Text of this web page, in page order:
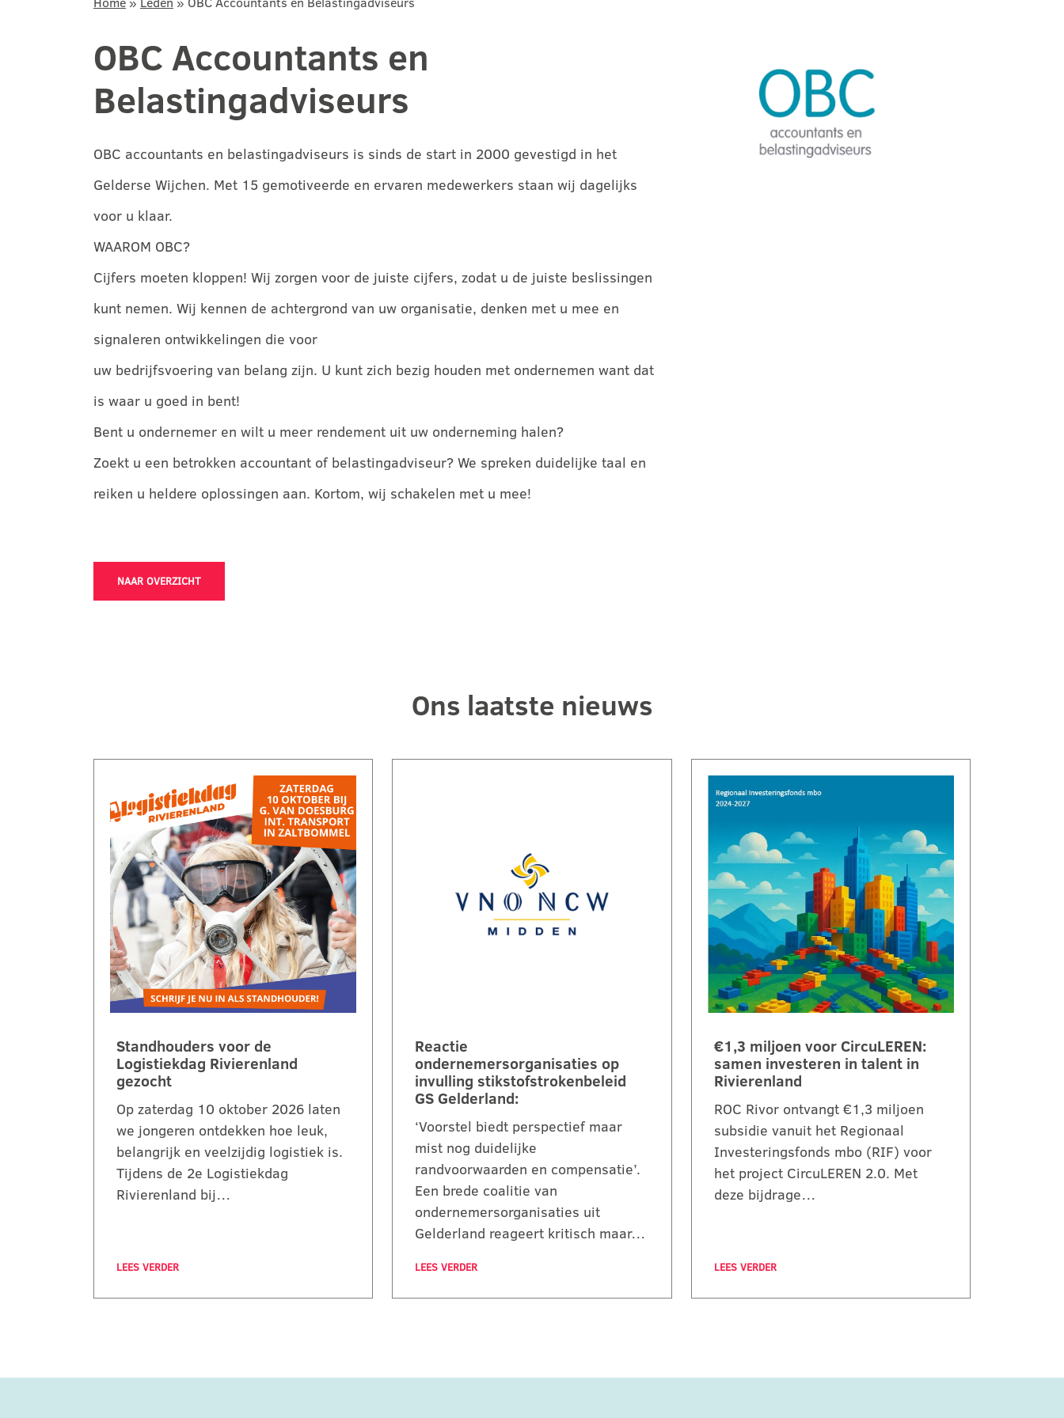
OBC Accountants en
Belastingadviseurs
OBC accountants en belastingadviseurs is sinds de start in 2000 gevestigd in het
Gelderse Wijchen. Met 15 gemotiveerde en ervaren medewerkers staan wij dagelijks
voor u klaar.
WAAROM OBC?
Cijfers moeten kloppen! Wij zorgen voor de juiste cijfers, zodat u de juiste beslissingen
kunt nemen. Wij kennen de achtergrond van uw organisatie, denken met u mee en
signaleren ontwikkelingen die voor
uw bedrijfsvoering van belang zijn. U kunt zich bezig houden met ondernemen want dat
is waar u goed in bent!
Bent u ondernemer en wilt u meer rendement uit uw onderneming halen?
Zoekt u een betrokken accountant of belastingadviseur? We spreken duidelijke taal en
reiken u heldere oplossingen aan. Kortom, wij schakelen met u mee!
NAAR OVERZICHT
Ons laatste nieuws
Standhouders voor de
Logistiekdag Rivierenland
gezocht
Op zaterdag 10 oktober 2026 laten
we jongeren ontdekken hoe leuk,
belangrijk en veelzijdig logistiek is.
Tijdens de 2e Logistiekdag
Rivierenland bij…
LEES VERDER
Reactie
ondernemersorganisaties op
invulling stikstofstrokenbeleid
GS Gelderland:
‘Voorstel biedt perspectief maar
mist nog duidelijke
randvoorwaarden en compensatie’.
Een brede coalitie van
ondernemersorganisaties uit
Gelderland reageert kritisch maar…
LEES VERDER
€1,3 miljoen voor CircuLEREN:
samen investeren in talent in
Rivierenland
ROC Rivor ontvangt €1,3 miljoen
subsidie vanuit het Regionaal
Investeringsfonds mbo (RIF) voor
het project CircuLEREN 2.0. Met
deze bijdrage…
LEES VERDER